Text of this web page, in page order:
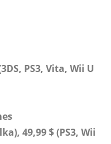
PS3, Vita, Wii U
49,99 $ (PS3, Wii